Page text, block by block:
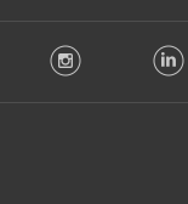
LinkedIn